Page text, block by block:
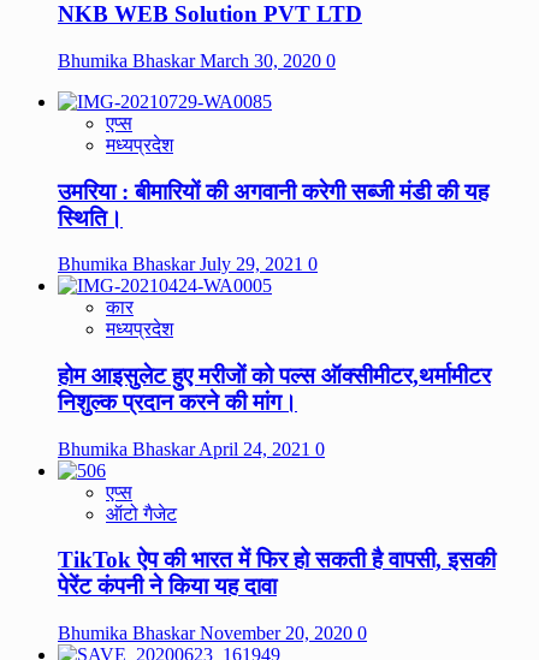
NKB WEB Solution PVT LTD
Bhumika BhaskarMarch 30, 2020 0
एप्स
मध्यप्रदेश
उमरिया : बीमारियों की अगवानी करेगी सब्जी मंडी की यह
स्थिति।
Bhumika BhaskarJuly 29, 2021 0
कार
मध्यप्रदेश
होम आइसुलेट हुए मरीजों को पल्स ऑक्सीमीटर,थर्मामीटर
निशुल्क प्रदान करने की मांग।
Bhumika BhaskarApril 24, 2021 0
एप्स
ऑटो गैजेट
TikTok ऐप की भारत में फिर हो सकती है वापसी, इसकी
पेरेंट कंपनी ने किया यह दावा
Bhumika BhaskarNovember 20, 2020 0